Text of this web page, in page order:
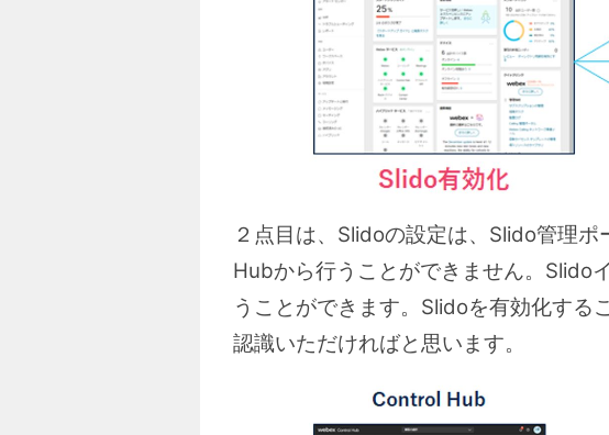
２点目は、Slidoの設定は、Slido管理
Hubから行うことができません。Slido
うことができます。Slidoを有効化す
認識いただければと思います。